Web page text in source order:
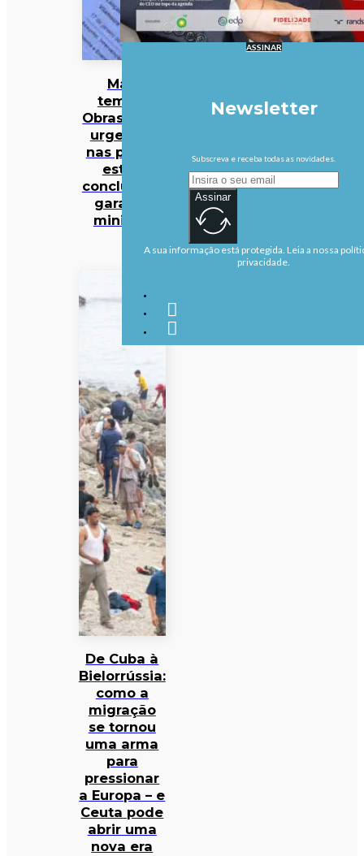
Mau
tempo:
Obras mais
urgentes
nas praias
estão
concluídas,
garante
ministra
De Cuba à
Bielorrússia:
como a
migração
se tornou
uma arma
para
pressionar
a Europa – e
Ceuta pode
abrir uma
nova era
ASSINAR
Newsletter
Subscreva e receba todas as novidades.
Assinar
A sua informação está protegida. Leia a nossa
privacidade.